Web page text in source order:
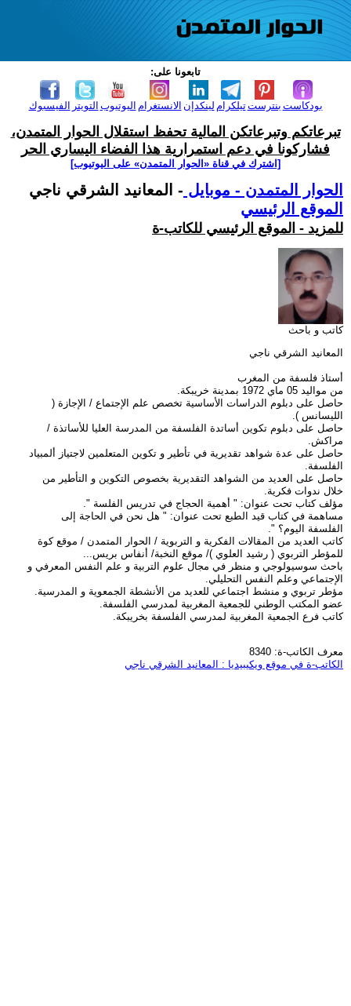
تابعونا على:
الفيسبوك التويتر اليوتيوب الانستغرام لينكدإن تيلكرامبنترست بودكاست
تبرعاتكم وتبرعاتكن المالية تحفظ استقلال الحوار المتمدن،
فشاركونا في دعم استمرارية هذا الفضاء اليساري الحر
[اشترك في قناة ‫«الحوار المتمدن» على اليوتيوب]
الحوار المتمدن - موبايل - المعانيد الشرقي ناجي
الموقع الرئيسي
للمزيد - الموقع الرئيسي للكاتب-ة
كاتب و باحث
المعانيد الشرقي ناجي
أستاذ فلسفة من المغرب
من مواليد 05 ماي 1972 بمدينة خريبكة.
حاصل على دبلوم الدراسات الأساسية تخصص علم الإجتماع / الإجازة (
الليسانس ).
حاصل على دبلوم تكوين أساتدة الفلسفة من المدرسة العليا للأساتذة /
مراكش.
حاصل على عدة شواهد تقديرية في تأطير و تكوين المتعلمين لاجتياز ألمبياد
الفلسفة.
حاصل على العديد من الشواهد التقديرية بخصوص التكوين و التأطير من
خلال ندوات فكرية.
مؤلف كتاب تحت عنوان: " أهمية الحجاج في تدريس الفلسة ".
مساهمة في كتاب قيد الطبع تحت عنوان: " هل نحن في الحاجة إلى
الفلسفة اليوم؟ ".
كاتب العديد من المقالات الفكرية و التربوية / الحوار المتمدن / موقع كوة
للمؤطر التربوي ( رشيد العلوي )/ موقع النخبة/ أنفاس بريس...
باحث سوسيولوجي و منظر في مجال علوم التربية و علم النفس المعرفي و
الإجتماعي وعلم النفس التحليلي.
مؤطر تربوي و منشط اجتماعي للعديد من الأنشطة الجمعوية و المدرسية.
عضو المكتب الوطني للجمعية المغربية لمدرسي الفلسفة.
كاتب فرع الجمعية المغربية لمدرسي الفلسفة بخريبكة.
معرف الكاتب-ة: 8340
الكاتب-ة في موقع ويكيبيديا : المعانيد الشرقي ناجي